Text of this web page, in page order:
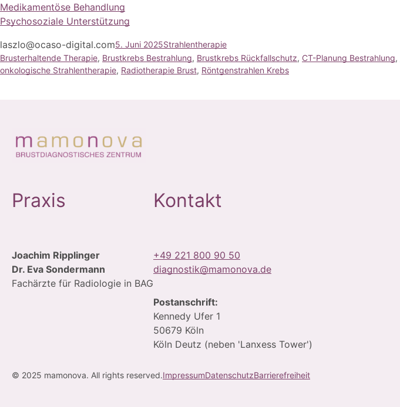
Medikamentöse Behandlung
Psychosoziale Unterstützung
laszlo@ocaso-digital.com5. Juni 2025Strahlentherapie
Brusterhaltende Therapie, Brustkrebs Bestrahlung, Brustkrebs Rückfallschutz, CT-Planung Bestrahlung,
onkologische Strahlentherapie, Radiotherapie Brust, Röntgenstrahlen Krebs
Praxis
Joachim Ripplinger
Dr. Eva Sondermann
Fachärzte für Radiologie in BAG
Kontakt
+49 221 800 90 50
diagnostik@mamonova.de
Postanschrift:
Kennedy Ufer 1
50679 Köln
Köln Deutz (neben 'Lanxess Tower')
© 2025 mamonova. All rights reserved.ImpressumDatenschutzBarrierefreiheit